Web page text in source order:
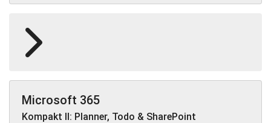
Microsoft 365
Kompakt II: Planner, Todo & SharePoint